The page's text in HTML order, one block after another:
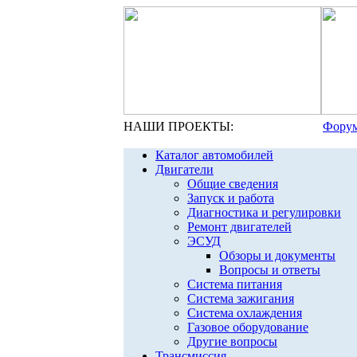
НАШИ ПРОЕКТЫ:
Каталог автомобилей
Двигатели
Общие сведения
Запуск и работа
Диагностика и регулировки
Ремонт двигателей
ЭСУД
Обзоры и документы
Вопросы и ответы
Система питания
Система зажигания
Система охлаждения
Газовое оборудование
Другие вопросы